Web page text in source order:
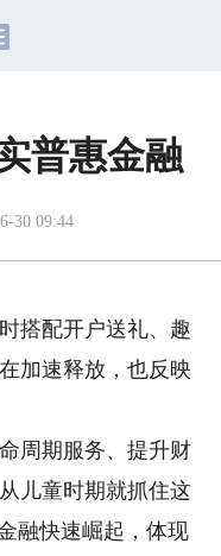
普惠金融
30 09:44
搭配开户送礼、趣
加速释放，也反映
周期服务、提升财
儿童时期就抓住这
融快速崛起，体现